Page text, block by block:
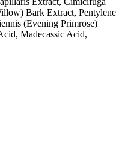
Bark Extract, Pentylene
(Evening Primrose)
Madecassic Acid,